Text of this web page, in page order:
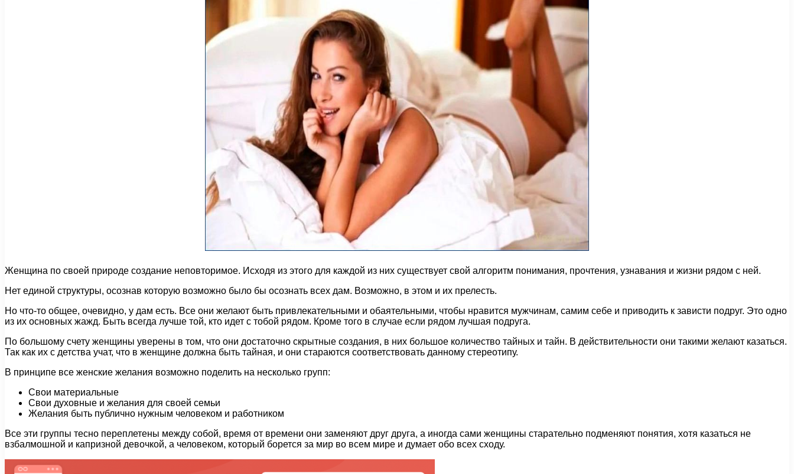
Женщина по своей природе создание неповторимое. Исходя из этого для каждой из них существует свой алгоритм понимания, прочтения, узнавания и жизни рядом с ней.
Нет единой структуры, осознав которую возможно было бы осознать всех дам. Возможно, в этом и их прелесть.
Но что-то общее, очевидно, у дам есть. Все они желают быть привлекательными и обаятельными, чтобы нравится мужчинам, самим себе и приводить к зависти подруг. Это одно
из их основных жажд. Быть всегда лучше той, кто идет с тобой рядом. Кроме того в случае если рядом лучшая подруга.
По большому счету женщины уверены в том, что они достаточно скрытные создания, в них большое количество тайных и тайн. В действительности они такими желают казаться.
Так как их с детства учат, что в женщине должна быть тайная, и они стараются соответствовать данному стереотипу.
В принципе все женские желания возможно поделить на несколько групп:
Свои материальные
Свои духовные и желания для своей семьи
Желания быть публично нужным человеком и работником
Все эти группы тесно переплетены между собой, время от времени они заменяют друг друга, а иногда сами женщины старательно подменяют понятия, хотя казаться не
взбалмошной и капризной девочкой, а человеком, который борется за мир во всем мире и думает обо всех сходу.